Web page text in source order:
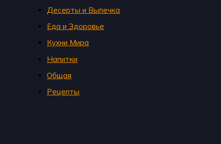
Десерты и Выпечка
Еда и Здоровье
Кухни Мира
Напитки
Общая
Рецепты